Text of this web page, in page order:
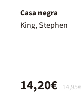
Casa negra
King, Stephen
14,95€
14,20€